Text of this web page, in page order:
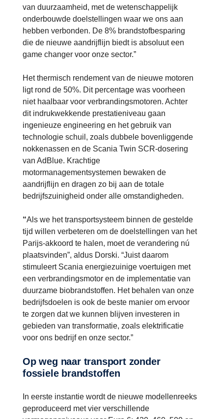
van duurzaamheid, met de wetenschappelijk
onderbouwde doelstellingen waar we ons aan
hebben verbonden. De 8% brandstofbesparing
die de nieuwe aandrijflijn biedt is absoluut een
game changer voor onze sector.”
Het thermisch rendement van de nieuwe motoren
ligt rond de 50%. Dit percentage was voorheen
niet haalbaar voor verbrandingsmotoren. Achter
dit indrukwekkende prestatieniveau gaan
ingenieuze engineering en het gebruik van
technologie schuil, zoals dubbele bovenliggende
nokkenassen en de Scania Twin SCR-dosering
van AdBlue. Krachtige
motormanagementsystemen bewaken de
aandrijflijn en dragen zo bij aan de totale
bedrijfszuinigheid onder alle omstandigheden.
“Als we het transportsysteem binnen de gestelde
tijd willen verbeteren om de doelstellingen van het
Parijs-akkoord te halen, moet de verandering nú
plaatsvinden”, aldus Dorski. “Juist daarom
stimuleert Scania energiezuinige voertuigen met
een verbrandingsmotor en de implementatie van
duurzame biobrandstoffen. Het behalen van onze
bedrijfsdoelen is ook de beste manier om ervoor
te zorgen dat we kunnen blijven investeren in
gebieden van transformatie, zoals elektrificatie
voor ons bedrijf en onze sector.”
Op weg naar transport zonder
fossiele brandstoffen
In eerste instantie wordt de nieuwe modellenreeks
geproduceerd met vier verschillende